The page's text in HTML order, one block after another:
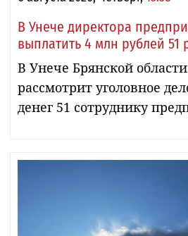
В Унече директора
выплатить 4 млн рублей 51
В Унече Брянской
рассмотрит уголовное
денег 51 сотруднику